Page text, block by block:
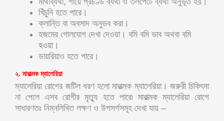
খিঁচুনি হতে পারে।
ক্লান্তি বা অবসাদ অনুভব করা।
হজমের গোলযোগ দেখা দেওয়া। বমি বমি ভাব অথবা বমি
হওয়া।
ডায়রিয়াও হতে পারে।
২. মারাত্মক ম্যালেরিয়া
ম্যালেরিয়া রোগের জটিল ধরণ হলো মারাত্মক ম্যালেরিয়া। জরুরী চিকিৎসা
না পেলে এসব রোগীর মৃত্যু হতে পারে৷ মারাত্মক ম্যালেরিয়া রোগে
সাধারণতঃ নিম্নলিখিত লক্ষণ ও উপসর্গসমূহ দেখা যায় –